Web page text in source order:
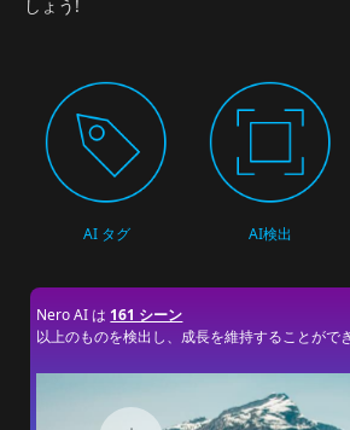
しょう!
AI タグ AI検出
Nero AI は 161 シーン
以上のものを検出し、成長を維持することがで